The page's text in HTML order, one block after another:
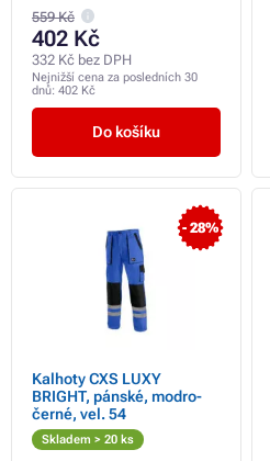
559 Kč
402 Kč
332 Kč bez DPH
Nejnižší cena za posledních 30
dnů: 402 Kč
Do košíku
- 28%
Kalhoty CXS LUXY
BRIGHT, pánské, modro-
černé, vel. 54
Skladem > 20 ks